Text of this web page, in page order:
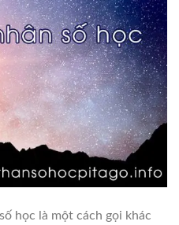
học là một cách gọi khác